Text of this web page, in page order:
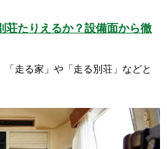
荘たりえるか？設備面から徹
走る家」や「走る別荘」などと